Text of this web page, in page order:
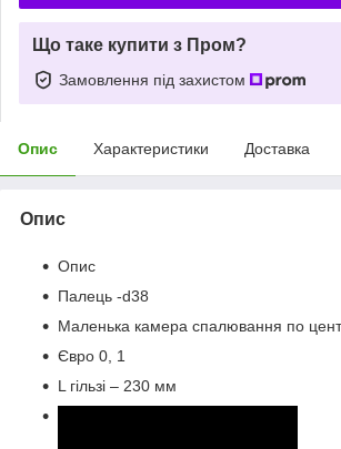
Що таке купити з Пром?
Замовлення під захистом
Опис Характеристики Доставка
Опис
Опис
Палець -d38
Маленька камера спалювання по
Євро 0, 1
L гільзі – 230 мм